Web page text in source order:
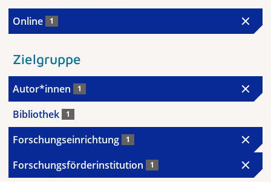
Online 1
Zielgruppe
Autor*innen 1
Bibliothek 1
Forschungseinrichtung 1
Forschungsförderinstitution 1